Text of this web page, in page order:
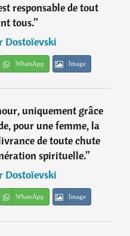
responsable de tout
tous.”
Dostoïevski
WhatsApp Image
uniquement grâce
pour une femme, la
de toute chute
spirituelle.”
Dostoïevski
WhatsApp Image